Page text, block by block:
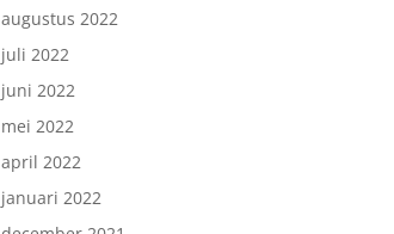
augustus 2022
juli 2022
juni 2022
mei 2022
april 2022
januari 2022